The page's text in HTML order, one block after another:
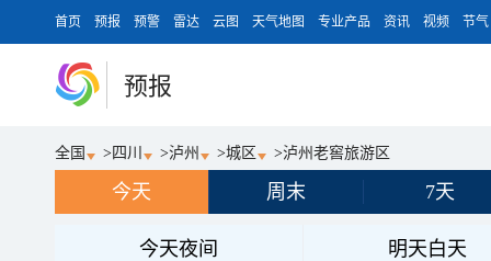
首页 预报 预警 雷达 云图 天气地图 专业产品 资讯 视频 节气
预报
全国 > 四川 >泸州 >城区 >泸州老窖旅游区
今天 周末 7天
今天夜间 明天白天